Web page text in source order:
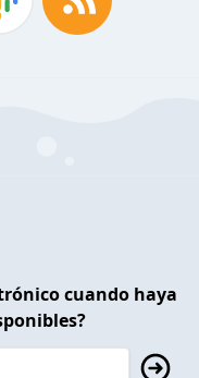
cuando haya